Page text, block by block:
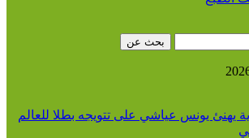
بحث عن
يهنئ يونس عياشي على تتويجه بطلا للعالم